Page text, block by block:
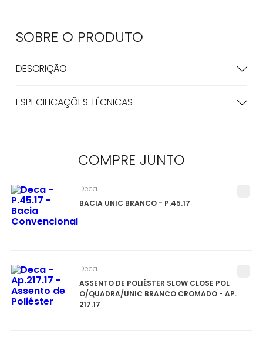
SOBRE O PRODUTO
DESCRIÇÃO
ESPECIFICAÇÕES TÉCNICAS
COMPRE JUNTO
BACIA UNIC BRANCO - P.45.17
Deca
ASSENTO DE POLIÉSTER SLOW CLOSE POL
O/QUADRA/UNIC BRANCO CROMADO - AP.
217.17
Deca